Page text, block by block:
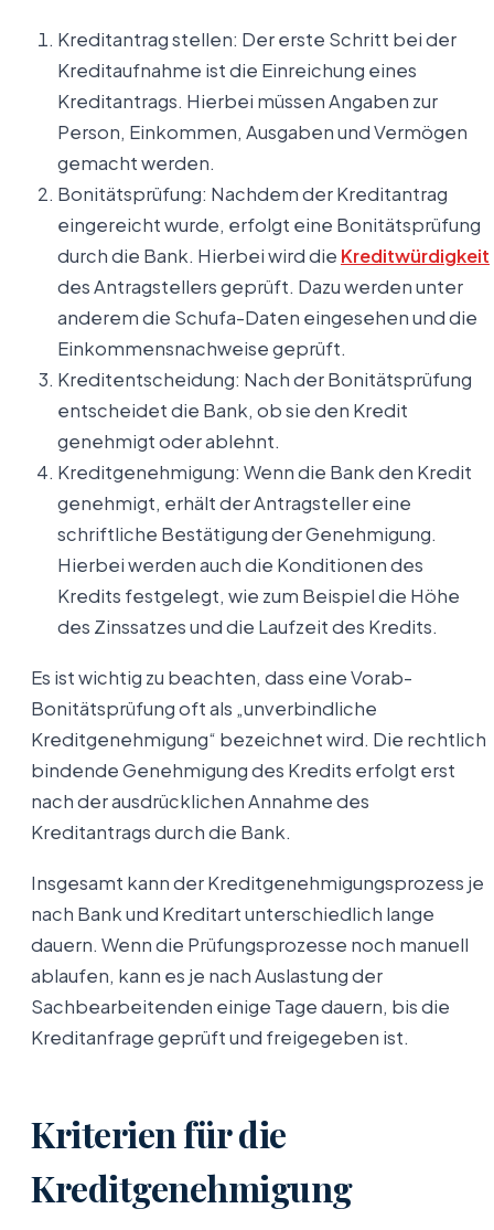
Kreditantrag stellen: Der erste Schritt bei der
Kreditaufnahme ist die Einreichung eines
Kreditantrags. Hierbei müssen Angaben zur
Person, Einkommen, Ausgaben und Vermögen
gemacht werden.
Bonitätsprüfung: Nachdem der Kreditantrag
eingereicht wurde, erfolgt eine Bonitätsprüfung
durch die Bank. Hierbei wird die Kreditwürdigkeit
des Antragstellers geprüft. Dazu werden unter
anderem die Schufa-Daten eingesehen und die
Einkommensnachweise geprüft.
Kreditentscheidung: Nach der Bonitätsprüfung
entscheidet die Bank, ob sie den Kredit
genehmigt oder ablehnt.
Kreditgenehmigung: Wenn die Bank den Kredit
genehmigt, erhält der Antragsteller eine
schriftliche Bestätigung der Genehmigung.
Hierbei werden auch die Konditionen des
Kredits festgelegt, wie zum Beispiel die Höhe
des Zinssatzes und die Laufzeit des Kredits.
Es ist wichtig zu beachten, dass eine Vorab-
Bonitätsprüfung oft als „unverbindliche
Kreditgenehmigung“ bezeichnet wird. Die rechtlich
bindende Genehmigung des Kredits erfolgt erst
nach der ausdrücklichen Annahme des
Kreditantrags durch die Bank.
Insgesamt kann der Kreditgenehmigungsprozess je
nach Bank und Kreditart unterschiedlich lange
dauern. Wenn die Prüfungsprozesse noch manuell
ablaufen, kann es je nach Auslastung der
Sachbearbeitenden einige Tage dauern, bis die
Kreditanfrage geprüft und freigegeben ist.
Kriterien für die
Kreditgenehmigung